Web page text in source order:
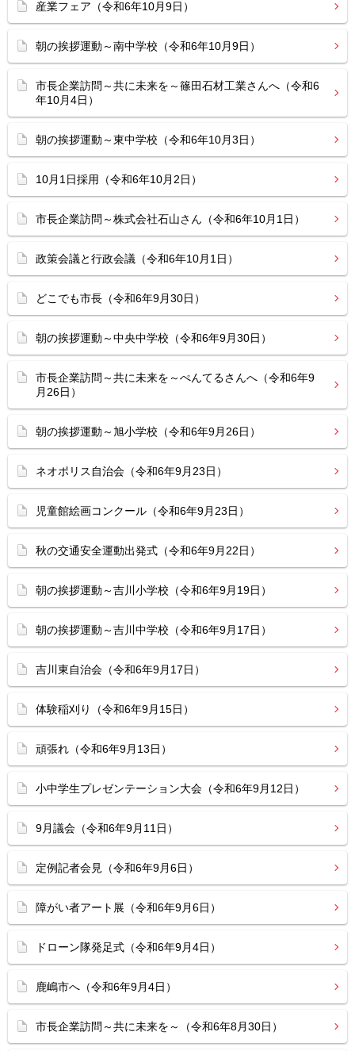
産業フェア（令和6年10月9日）
朝の挨拶運動～南中学校（令和6年10月9日）
市長企業訪問～共に未来を～篠田石材工業さんへ（令和6
年10月4日）
朝の挨拶運動～東中学校（令和6年10月3日）
10月1日採用（令和6年10月2日）
市長企業訪問～株式会社石山さん（令和6年10月1日）
政策会議と行政会議（令和6年10月1日）
どこでも市長（令和6年9月30日）
朝の挨拶運動～中央中学校（令和6年9月30日）
市長企業訪問～共に未来を～ぺんてるさんへ（令和6年9
月26日）
朝の挨拶運動～旭小学校（令和6年9月26日）
ネオポリス自治会（令和6年9月23日）
児童館絵画コンクール（令和6年9月23日）
秋の交通安全運動出発式（令和6年9月22日）
朝の挨拶運動～吉川小学校（令和6年9月19日）
朝の挨拶運動～吉川中学校（令和6年9月17日）
吉川東自治会（令和6年9月17日）
体験稲刈り（令和6年9月15日）
頑張れ（令和6年9月13日）
小中学生プレゼンテーション大会（令和6年9月12日）
9月議会（令和6年9月11日）
定例記者会見（令和6年9月6日）
障がい者アート展（令和6年9月6日）
ドローン隊発足式（令和6年9月4日）
鹿嶋市へ（令和6年9月4日）
市長企業訪問～共に未来を～（令和6年8月30日）